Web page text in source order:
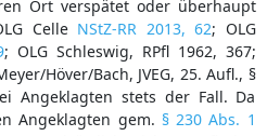
Ort verspätet oder überhaupt
Celle NStZ-RR 2013, 62; OLG
; OLG Schleswig, RPfl 1962, 367;
Höver/Bach, JVEG, 25. Aufl., §
Angeklagten stets der Fall. Da
Angeklagten gem. § 230 Abs. 1